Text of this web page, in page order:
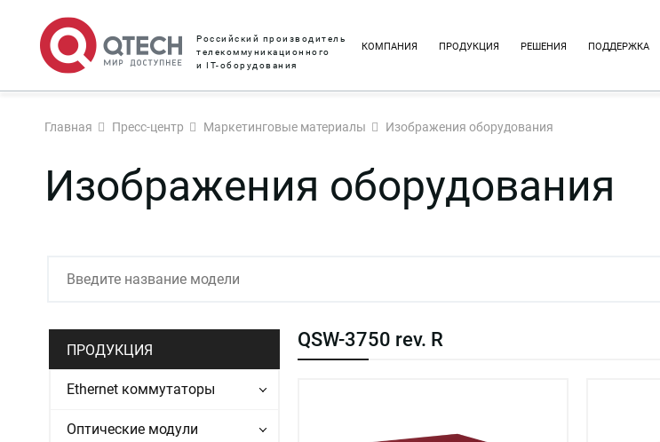
Российский производитель
телекоммуникационного
и IT-оборудования
КОМПАНИЯ ПРОДУКЦИЯ РЕШЕНИЯ ПОДДЕРЖКА
Главная Пресс-центр Маркетинговые материалы Изображения оборудования
Изображения оборудования
ПРОДУКЦИЯ
Ethernet коммутаторы
Оптические модули
QSW-3750 rev. R